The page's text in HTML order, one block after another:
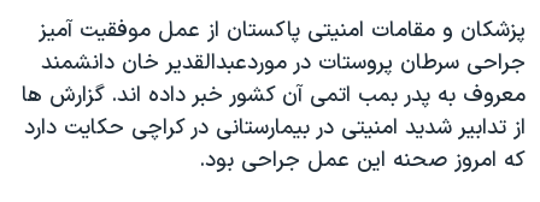
جهش
به
جستجو
ورزشی
گزیده‌ها
ویژه برنامه‌ها
ویدیوها
جام جهانی ۲۰۲۶
عملیات خشم حماسی
۲۵۰سالگی آمریکا
بایگانی برنامه‌های تلویزیونی
فرکانس‌های صدای آمریکا
پخش رادیویی
یادگیری زبان انگلیسی
پزشکان و مقامات امنيتی پاکستان از عمل موفقيت آميز
جراحی سرطان پروستات در موردعبدالقدير خان دانشمند
معروف به پدر بمب اتمی آن کشور خبر داده اند. گزارش ها
از تدابير شديد امنيتی در بيمارستانی در کراچی حکايت دارد
که امروز صحنه اين عمل جراحی بود.